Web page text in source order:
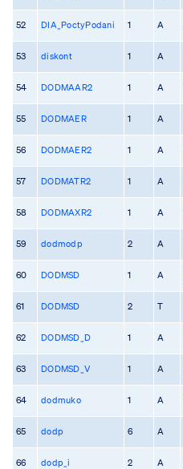
52 DIA_PoctyPodani 1 A
53 diskont 1 A
54 DODMAAR2 1 A
55 DODMAER 1 A
56 DODMAER2 1 A
57 DODMATR2 1 A
58 DODMAXR2 1 A
59 dodmodp 2 A
60 DODMSD 1 A
61 DODMSD 2 T
62 DODMSD_D 1 A
63 DODMSD_V 1 A
64 dodmuko 1 A
65 dodp 6 A
66 dodp_i 2 A